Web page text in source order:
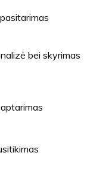
bei skyrimas